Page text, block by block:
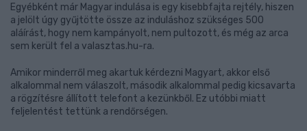
Egyébként már Magyar indulása is egy kisebbfajta rejtély, hiszen
a jelölt úgy gyűjtötte össze az induláshoz szükséges 500
aláírást, hogy nem kampányolt, nem pultozott, és még az arca
sem került fel a valasztas.hu-ra.
Amikor minderről meg akartuk kérdezni Magyart, akkor első
alkalommal nem válaszolt, második alkalommal pedig kicsavarta
a rögzítésre állított telefont a kezünkből. Ez utóbbi miatt
feljelentést tettünk a rendőrségen.